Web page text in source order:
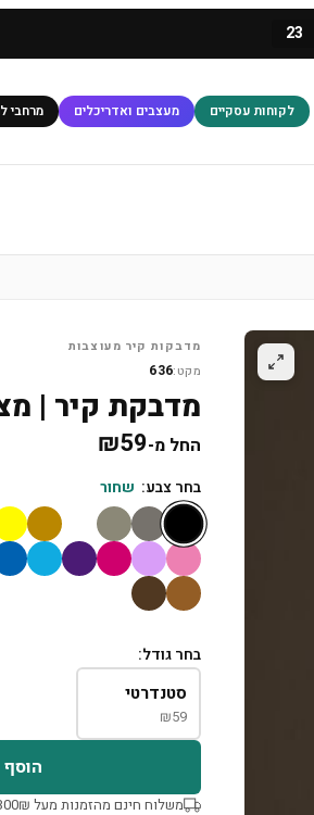
23
לקוחות עסקיים מעצבים ואדריכלים מרחבי
מדבקות קיר מעוצבות
מקט:636
מדבקת קיר |
החל מ- ₪59
בחר צבע: שחור
בחר גודל:
סטנדרטי
₪59
משלוח חינם מהזמנות מעל 300₪